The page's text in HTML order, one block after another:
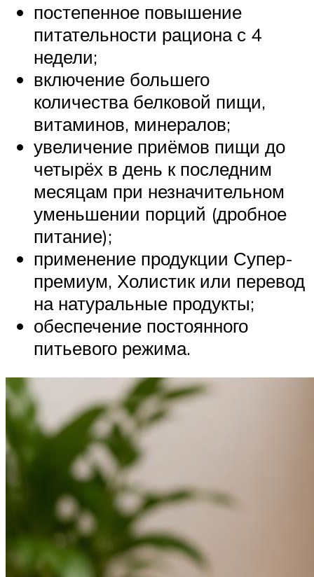
постепенное повышение
питательности рациона с 4
недели;
включение большего
количества белковой пищи,
витаминов, минералов;
увеличение приёмов пищи до
четырёх в день к последним
месяцам при незначительном
уменьшении порций (дробное
питание);
применение продукции Супер-
премиум, Холистик или перевод
на натуральные продукты;
обеспечение постоянного
питьевого режима.